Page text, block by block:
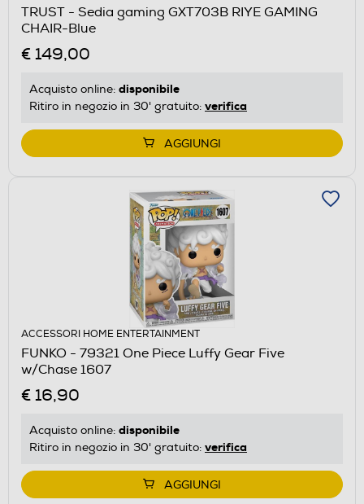
TRUST - Sedia gaming GXT703B RIYE GAMING
CHAIR-Blue
€ 149,00
Acquisto online: disponibile
Ritiro in negozio in 30' gratuito: verifica
AGGIUNGI
ACCESSORI HOME ENTERTAINMENT
FUNKO - 79321 One Piece Luffy Gear Five
w/Chase 1607
€ 16,90
Acquisto online: disponibile
Ritiro in negozio in 30' gratuito: verifica
AGGIUNGI